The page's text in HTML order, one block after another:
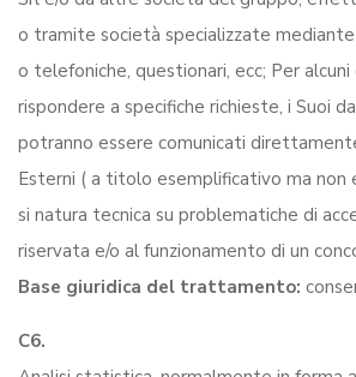
o tramite società specializzate
o telefoniche, questionari, ecc; Per alcuni
rispondere a specifiche richieste, i Suoi
potranno essere comunicati
Esterni ( a titolo esemplificativo ma non
si natura tecnica su problematiche di
riservata e/o al funzionamento di un
Base giuridica del trattamento:
C6.